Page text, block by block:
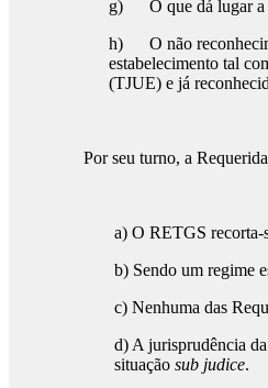
g) O que dá lugar a
h) O não
estabelecimento tal
(TJUE) e já
Por seu turno, a
a) O RETGS recorta-
b) Sendo um regime
c) Nenhuma das
d) A jurisprudência
situação sub judice.